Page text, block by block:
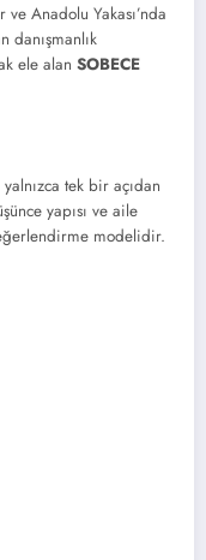
Anadolu Yakası’nda
danışmanlık
ele alan SOBECE
tek bir açıdan
yapısı ve aile
modelidir.